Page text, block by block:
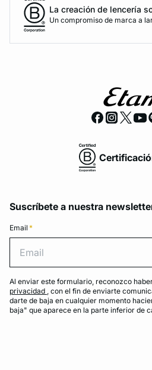
La creación de lencería
Un compromiso de marca a
Suscríbete a nuestra
Email *
Al enviar este formulario, reconozco
privacidad , con el fin de enviarte
darte de baja en cualquier momento
baja" que aparece en la parte inferior de